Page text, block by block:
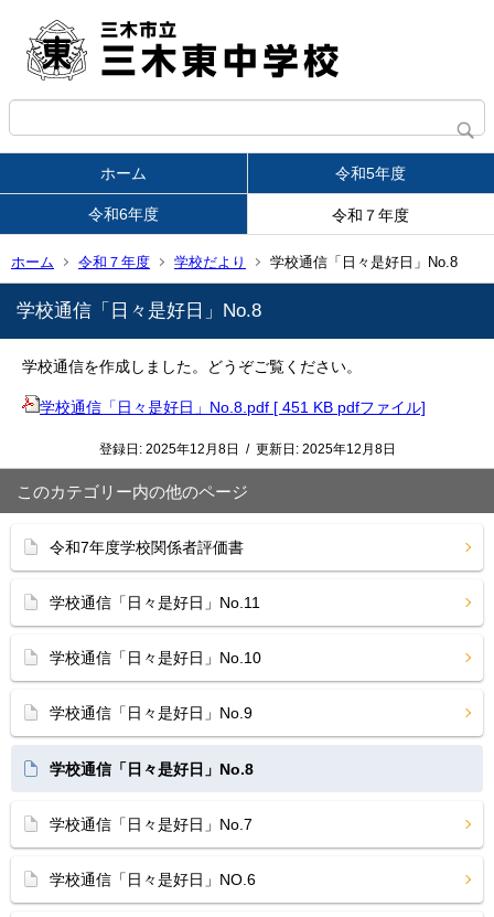
ホーム 令和5年度
令和6年度 令和７年度
ホーム 令和７年度 学校だより 学校通信「日々是好日」No.8
学校通信「日々是好日」No.8
学校通信を作成しました。どうぞご覧ください。
学校通信「日々是好日」No.8.pdf [ 451 KB pdfファイル]
登録日: 2025年12月8日 / 更新日: 2025年12月8日
このカテゴリー内の他のページ
令和7年度学校関係者評価書
学校通信「日々是好日」No.11
学校通信「日々是好日」No.10
学校通信「日々是好日」No.9
学校通信「日々是好日」No.8
学校通信「日々是好日」No.7
学校通信「日々是好日」NO.6